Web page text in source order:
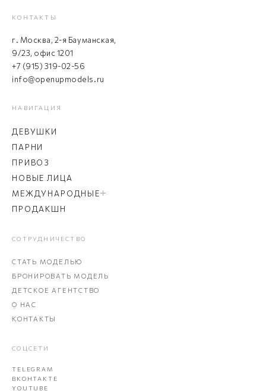
КОНТАКТЫ
г. Москва, 2-я Бауманская,
9/23, офис 1201
+7 (915) 319-02-56
info@openupmodels.ru
НАВИГАЦИЯ
ДЕВУШКИ
ПАРНИ
ПРИВОЗ
НОВЫЕ ЛИЦА
МЕЖДУНАРОДНЫЕ
ПРОДАКШН
СОТРУДНИЧЕСТВО
СТАТЬ МОДЕЛЬЮ
БРОНИРОВАТЬ МОДЕЛЬ
ДЕТСКОЕ АГЕНТСТВО
О НАС
КОНТАКТЫ
СОЦСЕТИ
TELEGRAM
ВКОНТАКТЕ
YOUTUBE